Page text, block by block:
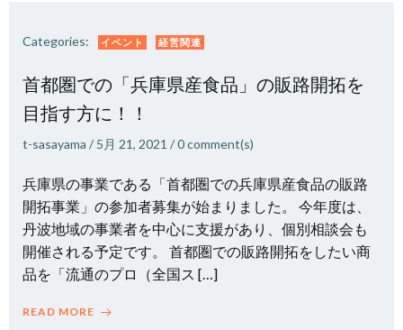
Categories: イベント 経営関連
首都圏での「兵庫県産食品」の販路開拓を
目指す方に！！
t-sasayama / 5月 21, 2021 /0comment(s)
兵庫県の事業である「首都圏での兵庫県産食品の販路
開拓事業」の参加者募集が始まりました。 今年度は、
丹波地域の事業者を中心に支援があり、個別相談会も
開催される予定です。 首都圏での販路開拓をしたい商
品を「流通のプロ（全国ス […]
READ MORE